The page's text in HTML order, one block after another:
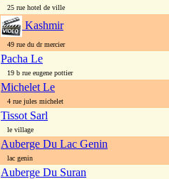
25 rue hotel de ville
Kashmir
49 rue du dr mercier
Pacha Le
19 b rue eugene pottier
Michelet Le
4 rue jules michelet
Tissot Sarl
le village
Auberge Du Lac Genin
lac genin
Auberge Du Suran